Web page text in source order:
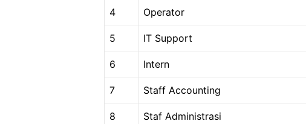
4 Operator
5 IT Support
6 Intern
7 Staff Accounting
8 Staf Administrasi